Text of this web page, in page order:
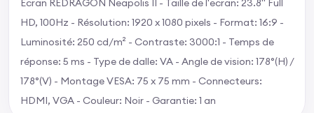
Écran REDRAGON Neapolis II - Taille de l'ecran: 23.8" Full
HD, 100Hz - Résolution: 1920 x 1080 pixels - Format: 16:9 -
Luminosité: 250 cd/m² - Contraste: 3000:1 - Temps de
réponse: 5 ms - Type de dalle: VA - Angle de vision: 178°(H) /
178°(V) - Montage VESA: 75 x 75 mm - Connecteurs:
HDMI, VGA - Couleur: Noir - Garantie: 1 an